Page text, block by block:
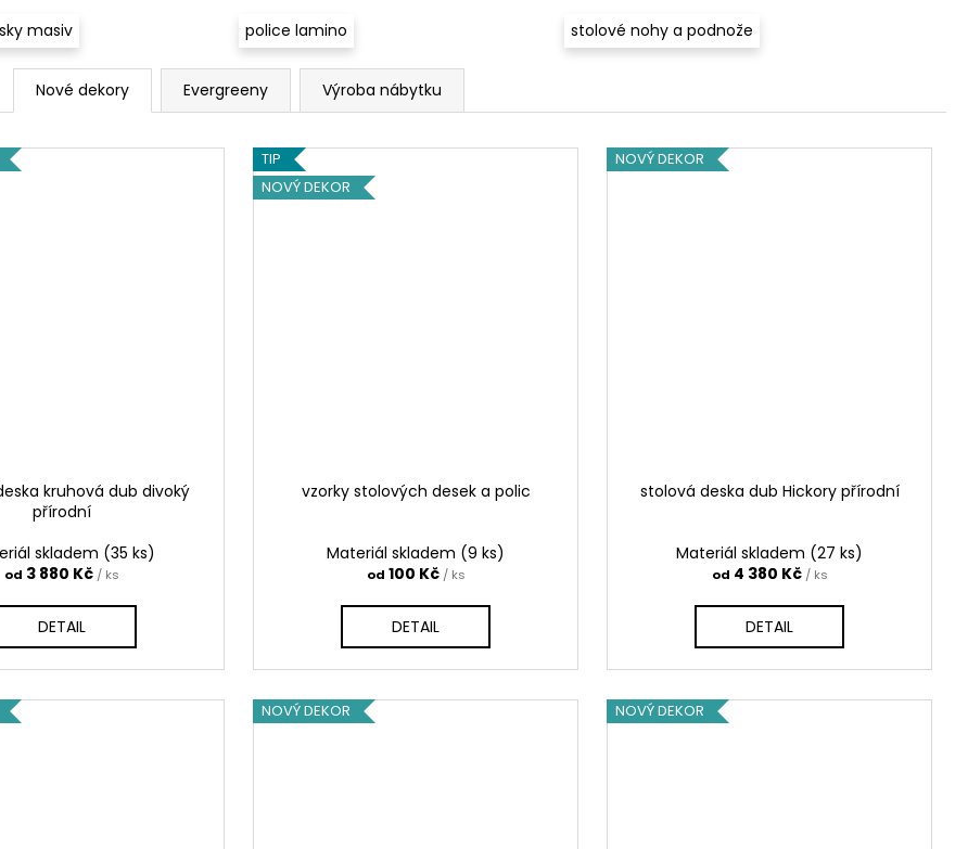
masiv police lamino stolové nohy a podnože
Nové dekory Evergreeny Výroba nábytku
kruhová dub divoký
přírodní
skladem (35 ks)
od 3 880 Kč / ks
DETAIL
TIP
NOVÝ DEKOR
vzorky stolových desek a polic
Materiál skladem (9 ks)
od 100 Kč / ks
DETAIL
NOVÝ DEKOR
stolová deska dub Hickory přírodní
Materiál skladem (27 ks)
od 4 380 Kč / ks
DETAIL
NOVÝ DEKOR NOVÝ DEKOR